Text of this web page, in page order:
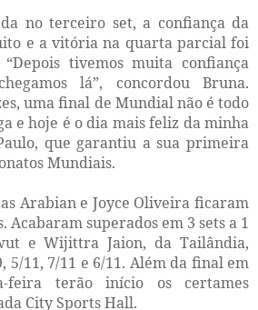
no terceiro set, a confiança da
e a vitória na quarta parcial foi
“Depois tivemos muita confiança
lá”, concordou Bruna.
uma final de Mundial não é todo
e hoje é o dia mais feliz da minha
que garantiu a sua primeira
Mundiais.
Arabian e Joyce Oliveira ficaram
Acabaram superados em 3 sets a 1
e Wijittra Jaion, da Tailândia,
5/11, 7/11 e 6/11. Além da final em
feira terão início os certames
City Sports Hall.